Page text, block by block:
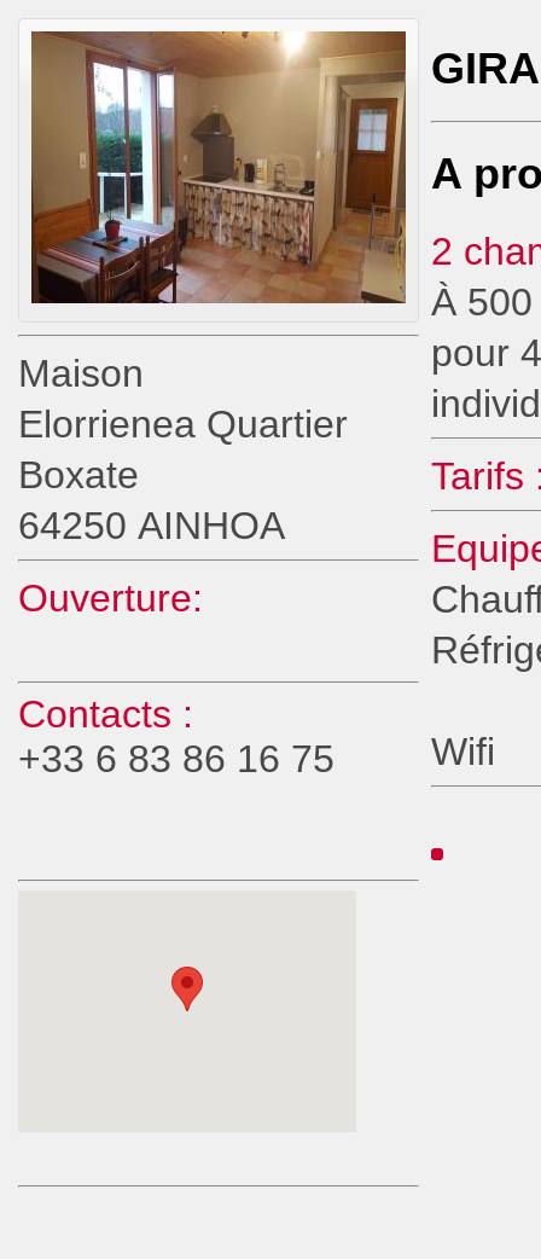
Maison
Elorrienea Quartier
Boxate
64250 AINHOA
Ouverture:
Contacts :
+33 6 83 86 16 75
A
2
À
pour
Tarifs
Wifi